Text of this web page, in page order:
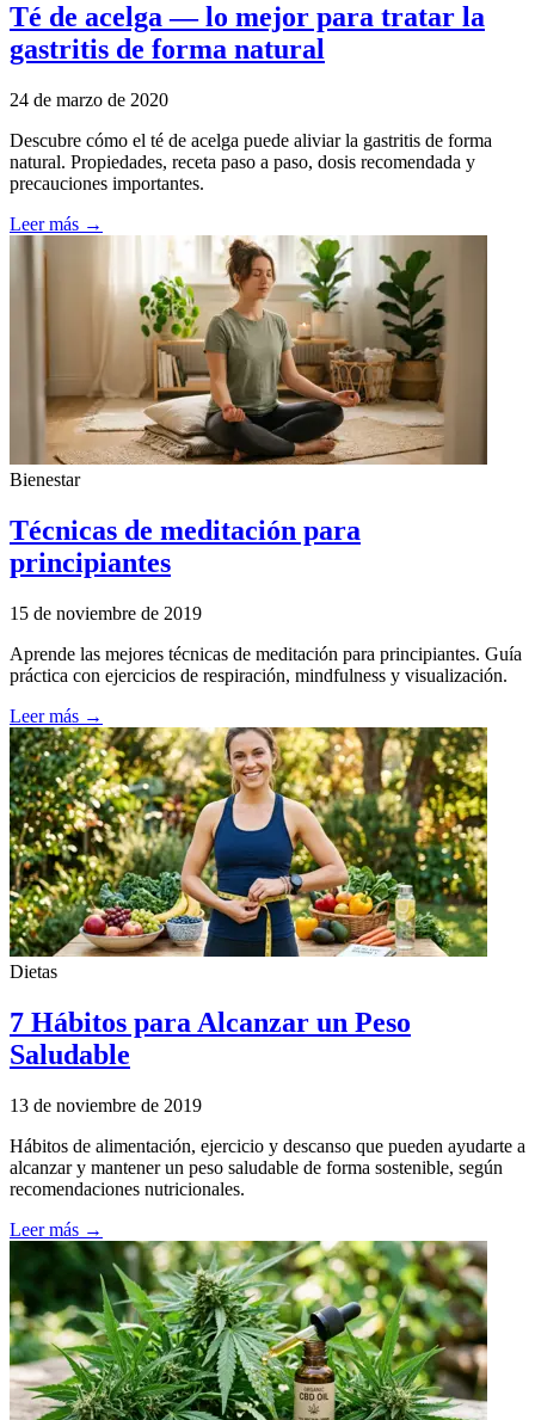
Té de acelga — lo mejor para tratar la
gastritis de forma natural
24 de marzo de 2020
Descubre cómo el té de acelga puede aliviar la gastritis de forma
natural. Propiedades, receta paso a paso, dosis recomendada y
precauciones importantes.
Leer más →
Bienestar
Técnicas de meditación para
principiantes
15 de noviembre de 2019
Aprende las mejores técnicas de meditación para principiantes. Guía
práctica con ejercicios de respiración, mindfulness y visualización.
Leer más →
Dietas
7 Hábitos para Alcanzar un Peso
Saludable
13 de noviembre de 2019
Hábitos de alimentación, ejercicio y descanso que pueden ayudarte a
alcanzar y mantener un peso saludable de forma sostenible, según
recomendaciones nutricionales.
Leer más →